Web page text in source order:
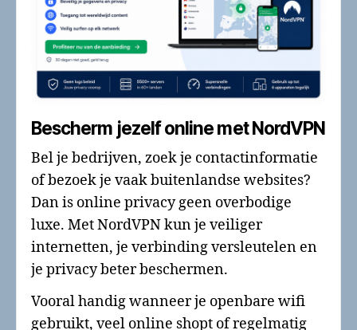
Bescherm jezelf online met NordVPN
Bel je bedrijven, zoek je contactinformatie
of bezoek je vaak buitenlandse websites?
Dan is online privacy geen overbodige
luxe. Met NordVPN kun je veiliger
internetten, je verbinding versleutelen en
je privacy beter beschermen.
Vooral handig wanneer je openbare wifi
gebruikt, veel online shopt of regelmatig